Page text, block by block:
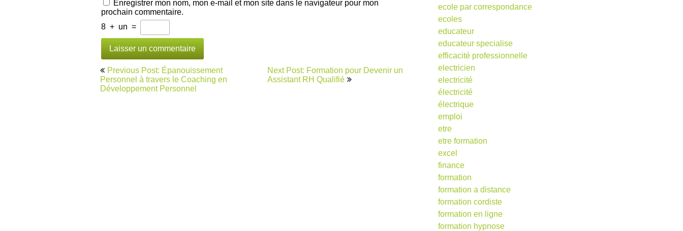
Enregistrer mon nom, mon e-mail et mon site dans le navigateur pour mon
prochain commentaire.
8 + un =
Navigation
de
l’article
Previous Post: Épanouissement
Personnel à travers le Coaching en
Développement Personnel
Next Post: Formation pour Devenir un
Assistant RH Qualifié
ecole par correspondance
ecoles
educateur
educateur specialise
efficacité professionnelle
electricien
electricité
électricité
électrique
emploi
etre
etre formation
excel
finance
formation
formation a distance
formation cordiste
formation en ligne
formation hypnose